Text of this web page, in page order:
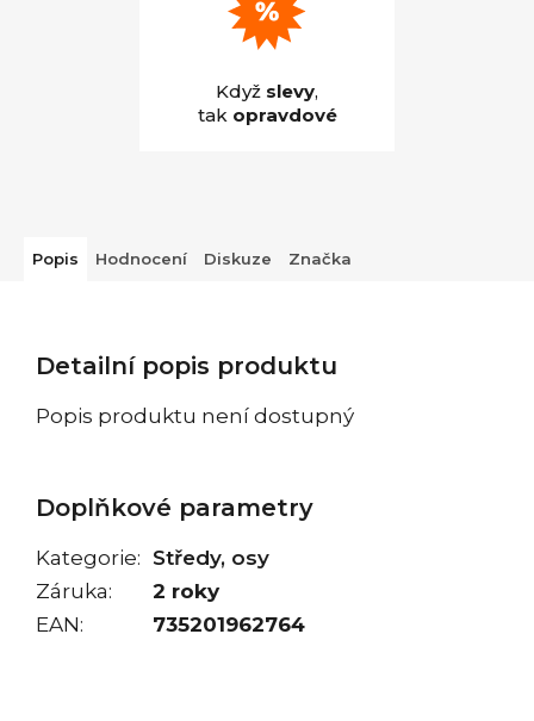
Když slevy,
tak opravdové
Popis Hodnocení Diskuze Značka
Detailní popis produktu
Popis produktu není dostupný
Doplňkové parametry
Kategorie: Středy, osy
Záruka:
2 roky
EAN: 735201962764